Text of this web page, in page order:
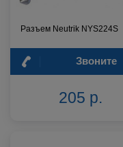
Разъем Neutrik NYS224S
Звоните
205 р.